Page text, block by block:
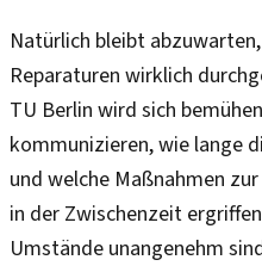
Natürlich bleibt
Reparaturen wirklich
TU Berlin wird sich
kommunizieren, wie lange
und welche Maßnahmen
in der Zwischenzeit
Umstände unangenehm